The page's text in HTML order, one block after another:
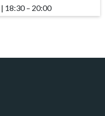
| 18:30accessibility.time_to
– 20:00